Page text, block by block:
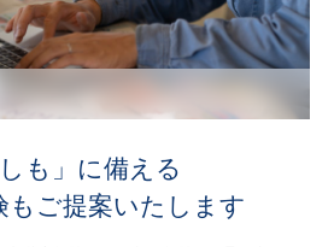
しも」に備える
もご提案いたします